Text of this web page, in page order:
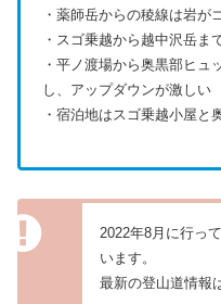
・薬師岳からの稜線は岩が
・スゴ乗越から越中沢岳ま
・平ノ渡場から奥黒部ヒュ
し、アップダウンが激しい
・宿泊地はスゴ乗越小屋と
2022年8月に行っ
います。
最新の登山道情報